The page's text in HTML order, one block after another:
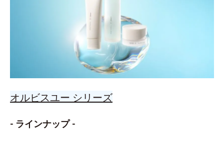
オルビスユー シリーズ
- ラインナップ -